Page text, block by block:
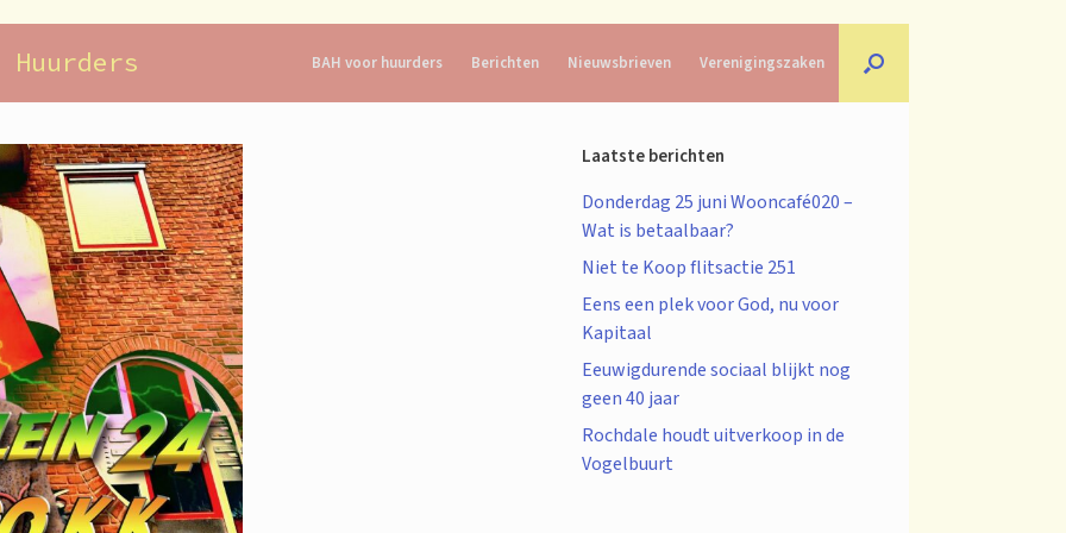
Huurders BAH voor huurders Berichten Nieuwsbrieven Verenigingszaken
Laatste berichten
Donderdag 25 juni Wooncafé020 –
Wat is betaalbaar?
Niet te Koop flitsactie 251
Eens een plek voor God, nu voor
Kapitaal
Eeuwigdurende sociaal blijkt nog
geen 40 jaar
Rochdale houdt uitverkoop in de
Vogelbuurt